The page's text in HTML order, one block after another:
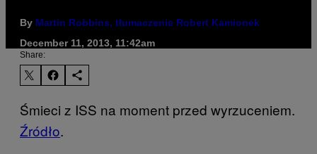
By Martin Robbins, tłumaczenie Robert Kamionek
December 11, 2013, 11:42am
Share:
Śmieci z ISS na moment przed wyrzuceniem.
Źródło.